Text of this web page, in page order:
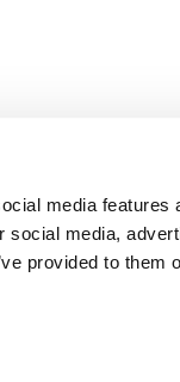
media features
social media,
provided to them